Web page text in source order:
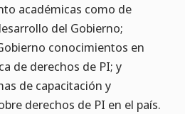
académicas como de
del Gobierno;
conocimientos en
de derechos de PI; y
de capacitación y
derechos de PI en el país.